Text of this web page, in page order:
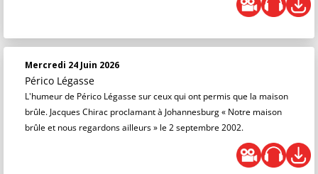
Mercredi 24 Juin 2026
Périco Légasse
L'humeur de Périco Légasse sur ceux qui ont permis que la maison
brûle. Jacques Chirac proclamant à Johannesburg « Notre maison
brûle et nous regardons ailleurs » le 2 septembre 2002.